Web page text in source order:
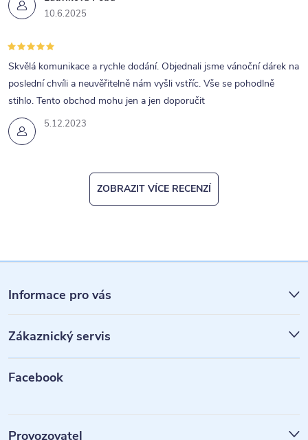
10.6.2025
5.12.2023
Skvělá komunikace a rychle dodání. Objednali jsme vánoční dárek na
poslední chvíli a neuvěřitelně nám vyšli vstříc. Vše se pohodlně
stihlo. Tento obchod mohu jen a jen doporučit
ZOBRAZIT VÍCE RECENZÍ
á
p
a
Informace pro vás
Zákaznický servis
Facebook
Provozovatel